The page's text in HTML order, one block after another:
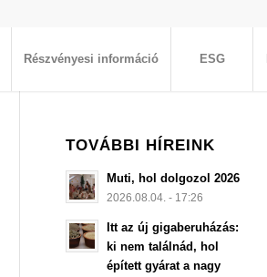
Részvényesi információ ESG
TOVÁBBI HÍREINK
Muti, hol dolgozol 2026
2026.08.04. - 17:26
Itt az új gigaberuházás:
ki nem találnád, hol
épített gyárat a nagy